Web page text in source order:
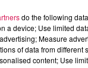
de
la
les élèves et
do the following
a device; Use limited
Measure
of data from
content; Use